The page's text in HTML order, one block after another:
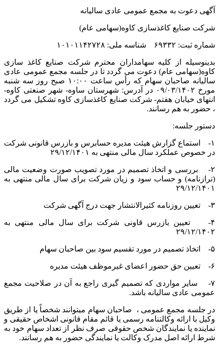
آگهی دعوت به مجمع عمومی عادی سالیانه
شرکت صنایع کاغذسازی کاوه(سهامی عام)
شماره ثبت: ۶۹۳۳۲ شناسه ملی: ۱۰۱۰۱۱۴۲۷۲۸
بدینوسیله از کلیه سهامداران محترم شرکت صنایع کاغذ سازی
کاوه(سهامی عام) دعوت می گردد تا در جلسه مجمع عمومی عادی
سالیانه صاحبان سهام که رأس ساعت ۱۰:۰۰ صبح روز سه شنبه
مورخ ۰۹/۰۳/۱۴۰۲ در آدرس: شهرستان ساوه- شهر صنعتی کاوه-
انتهای خیابان هفتم- شرکت صنایع کاغذسازی کاوه تشکیل می گردد
، حضور به هم رسانند.
دستور جلسه:
۱- استماع گزارش هیئت مدیره حسابرس و بازرس قانونی شرکت
در خصوص عملکرد سال مالی منتهی به ۲۹/۱۲/۱۴۰۱
۲- بررسی و اتخاذ تصمیم در مورد تصویب صورت وضعیت مالی
(ترازنامه) و حساب سود و زیان شرکت برای سال مالی منتهی به
۲۹/۱۲/۱۴۰۱
۳- تعیین روزنامه کثیرالانتشار جهت درج آگهی شرکت
۴- تعیین بازرس قاونی شرکت برای سال مالی منتهی به
۲۹/۱۲/۱۴۰۲
۵- اتخاذ تصمیم در مورد تقسیم سود بین صاحبان سهام
۶- تعیین حق حضور اعضای غیرموظف هیئت مدیره
۷- سایر مواردی که تصمیم گیری راجع به آن در صلاحیت مجمع
عمومی عادی سالیانه باشد.
در جلسه مجمع عمومی ، صاحبان سهام میتوانند شخصاً یا از طریق
وکیل با ارائه وکالتنامه رسمی یا قائم مقام قانونی اشخاص حقیقی و
نماینده یا نمایندگان شخص حقوقی صرف نظر از تعداد سهام خود به
شرط ارائه اصل مدرک وکالت یا نمایندگی حضور به هم رسانند.